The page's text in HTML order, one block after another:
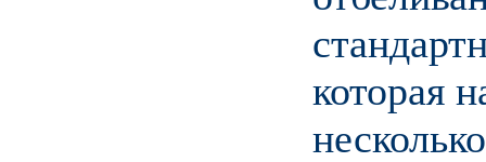
которая